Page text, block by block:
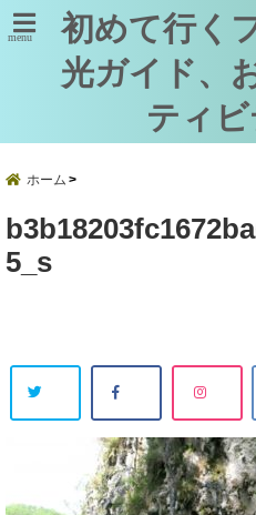
menu
初めて行く
光ガイド、
ティ
ホーム
5_s